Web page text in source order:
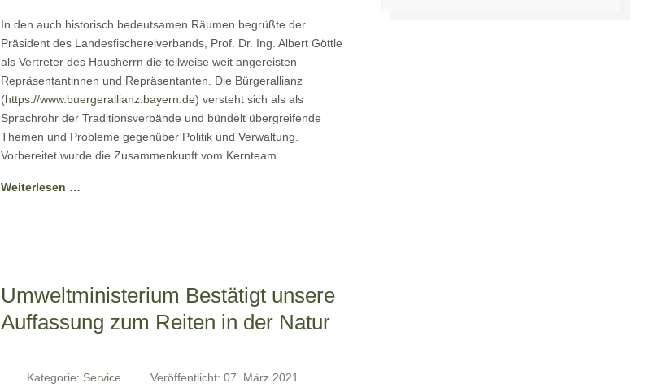
In den auch historisch bedeutsamen Räumen begrüßte der
Präsident des Landesfischereiverbands, Prof. Dr. Ing. Albert Göttle
als Vertreter des Hausherrn die teilweise weit angereisten
Repräsentantinnen und Repräsentanten. Die Bürgerallianz
(https://www.buergerallianz.bayern.de) versteht sich als als
Sprachrohr der Traditionsverbände und bündelt übergreifende
Themen und Probleme gegenüber Politik und Verwaltung.
Vorbereitet wurde die Zusammenkunft vom Kernteam.
Weiterlesen …
Umweltministerium Bestätigt unsere
Auffassung zum Reiten in der Natur
Kategorie: Service
Veröffentlicht: 07. März 2021